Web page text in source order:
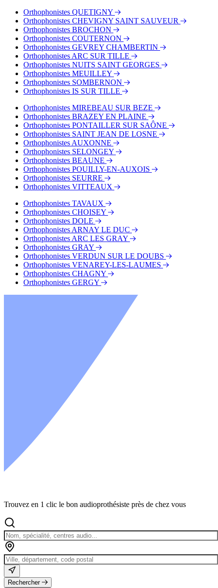
Orthophonistes QUETIGNY
Orthophonistes CHEVIGNY SAINT SAUVEUR
Orthophonistes BROCHON
Orthophonistes COUTERNON
Orthophonistes GEVREY CHAMBERTIN
Orthophonistes ARC SUR TILLE
Orthophonistes NUITS SAINT GEORGES
Orthophonistes MEUILLEY
Orthophonistes SOMBERNON
Orthophonistes IS SUR TILLE
Orthophonistes MIREBEAU SUR BEZE
Orthophonistes BRAZEY EN PLAINE
Orthophonistes PONTAILLER SUR SAÔNE
Orthophonistes SAINT JEAN DE LOSNE
Orthophonistes AUXONNE
Orthophonistes SELONGEY
Orthophonistes BEAUNE
Orthophonistes POUILLY-EN-AUXOIS
Orthophonistes SEURRE
Orthophonistes VITTEAUX
Orthophonistes TAVAUX
Orthophonistes CHOISEY
Orthophonistes DOLE
Orthophonistes ARNAY LE DUC
Orthophonistes ARC LES GRAY
Orthophonistes GRAY
Orthophonistes VERDUN SUR LE DOUBS
Orthophonistes VENAREY-LES-LAUMES
Orthophonistes CHAGNY
Orthophonistes GERGY
Trouvez en 1 clic le bon audioprothésiste près de chez vous
Rechercher